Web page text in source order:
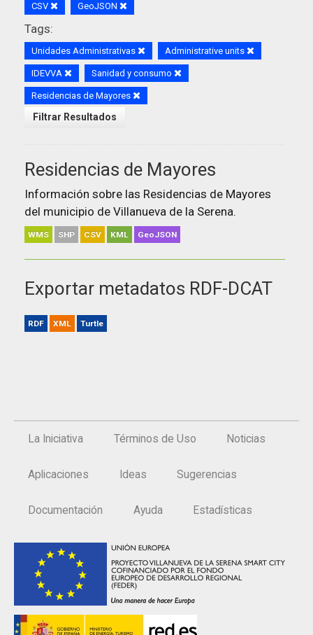
CSV GeoJSON
Tags:
Unidades Administrativas Administrative units
IDEVVA Sanidad y consumo
Residencias de Mayores
Filtrar Resultados
Residencias de Mayores
Información sobre las Residencias de Mayores
del municipio de Villanueva de la Serena.
WMS SHP CSV KML GeoJSON
Exportar metadatos RDF-DCAT
RDF XML Turtle
La Iniciativa Términos de Uso Noticias
Aplicaciones Ideas Sugerencias
Documentación Ayuda Estadísticas